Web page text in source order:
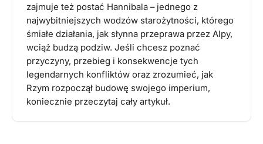
zajmuje też postać Hannibala – jednego z
najwybitniejszych wodzów starożytności, którego
śmiałe działania, jak słynna przeprawa przez Alpy,
wciąż budzą podziw. Jeśli chcesz poznać
przyczyny, przebieg i konsekwencje tych
legendarnych konfliktów oraz zrozumieć, jak
Rzym rozpoczął budowę swojego imperium,
koniecznie przeczytaj cały artykuł.